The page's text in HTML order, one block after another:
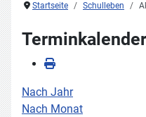
Startseite Schulleben
Terminkalender
Nach Jahr
Nach Monat